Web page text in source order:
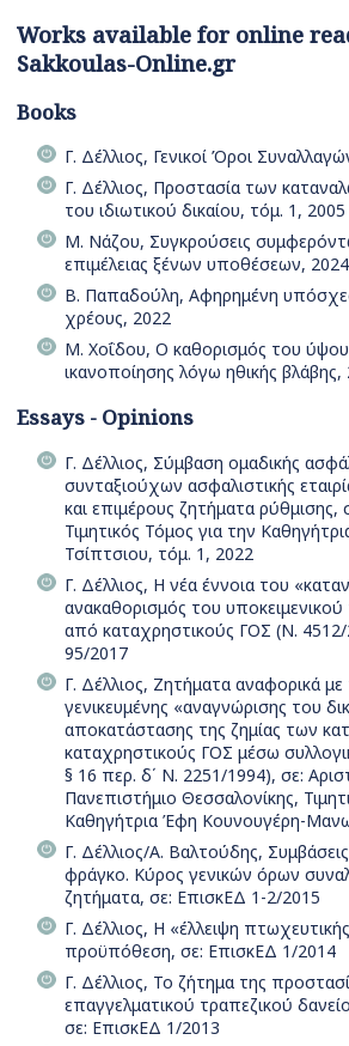
Works available for online
Sakkoulas-Online.gr
Books
Γ. Δέλλιος, Γενικοί Όροι
Γ. Δέλλιος, Προστασία των
του ιδιωτικού δικαίου, τόμ. 1, 2005
Μ. Νάζου, Συγκρούσεις
επιμέλειας ξένων υποθέσεων, 2024
Β. Παπαδούλη, Αφηρημένη
χρέους, 2022
Μ. Χοΐδου, Ο καθορισμός του
ικανοποίησης λόγω ηθικής βλάβης,
Essays - Opinions
Γ. Δέλλιος, Σύμβαση ομαδικής
συνταξιούχων ασφαλιστικής
και επιμέρους ζητήματα ρύθμισης,
Τιμητικός Τόμος για την
Τσίπτσιου, τόμ. 1, 2022
Γ. Δέλλιος, Η νέα έννοια του
ανακαθορισμός του
από καταχρηστικούς ΓΟΣ (Ν.
95/2017
Γ. Δέλλιος, Ζητήματα αναφορικά
γενικευμένης «αναγνώρισης του
αποκατάστασης της ζημίας των
καταχρηστικούς ΓΟΣ μέσω
§ 16 περ. δ΄ Ν. 2251/1994), σε:
Πανεπιστήμιο Θεσσαλονίκης,
Καθηγήτρια Έφη Κουνουγέρη-
Γ. Δέλλιος/Α. Βαλτούδης,
φράγκο. Κύρος γενικών όρων
ζητήματα, σε: ΕπισκΕΔ 1-2/2015
Γ. Δέλλιος, Η «έλλειψη
προϋπόθεση, σε: ΕπισκΕΔ 1/2014
Γ. Δέλλιος, Το ζήτημα της
επαγγελματικού τραπεζικού
σε: ΕπισκΕΔ 1/2013